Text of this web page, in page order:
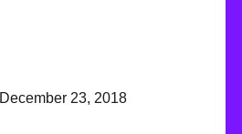
December 23, 2018